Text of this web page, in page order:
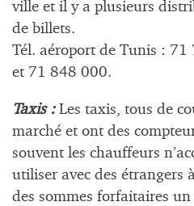
ville et il y a plusieurs
de billets.
Tél. aéroport de Tunis :
et 71 848 000.
Taxis : Les taxis, tous de
marché et ont des
souvent les chauffeurs
utiliser avec des étrangers
des sommes forfaitaires un